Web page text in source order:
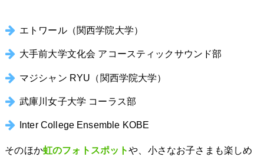
エトワール（関西学院大学）
大手前大学文化会 アコースティックサウンド部
マジシャン RYU（関西学院大学）
武庫川女子大学 コーラス部
Inter College Ensemble KOBE
そのほか虹のフォトスポットや、小さなお子さまも楽しめ